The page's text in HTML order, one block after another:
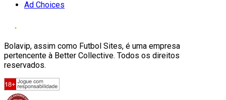
Ad Choices
Bolavip, assim como Futbol Sites, é uma empresa
pertencente à Better Collective. Todos os direitos
reservados.